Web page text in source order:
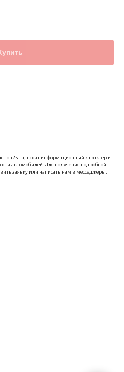
носят информационный характер и
автомобилей. Для получения подробной
заявку или написать нам в месседжеры.